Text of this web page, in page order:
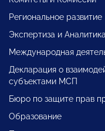
Региональное развитие
Экспертиза и Аналитика
Международная
Декларация о
субъектами МСП
Бюро по защите прав
Образование